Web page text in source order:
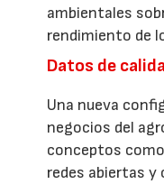
ambientales
rendimiento de
Datos de
Una nueva
negocios del
conceptos
redes abiertas y